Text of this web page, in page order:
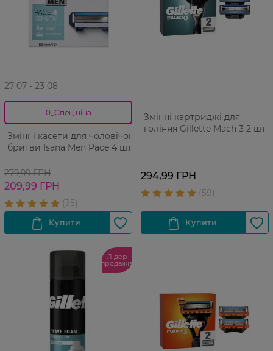
27 07 - 23 08
0_Спец.ціна
Змінні касети для чоловічої
бритви Isana Men Pace 4 шт
279,99 ГРН
209,99 ГРН
Змінні картриджі для
гоління Gillette Mach 3 2 шт
294,99 ГРН
Лідер
продажів